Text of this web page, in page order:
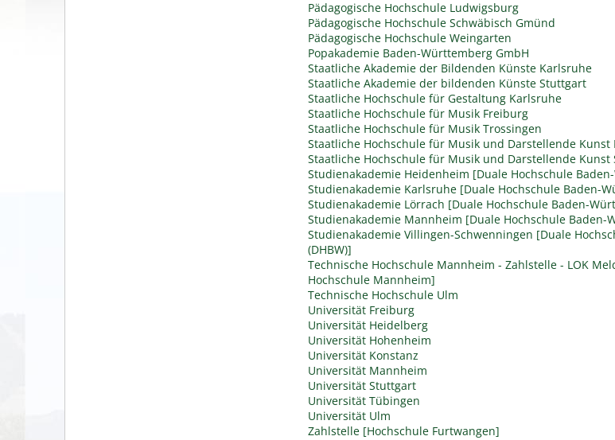
Pädagogische Hochschule Ludwigsburg
Pädagogische Hochschule Schwäbisch Gmünd
Pädagogische Hochschule Weingarten
Popakademie Baden-Württemberg GmbH
Staatliche Akademie der Bildenden Künste Karlsruhe
Staatliche Akademie der bildenden Künste Stuttgart
Staatliche Hochschule für Gestaltung Karlsruhe
Staatliche Hochschule für Musik Freiburg
Staatliche Hochschule für Musik Trossingen
Staatliche Hochschule für Musik und Darstellende Kunst
Staatliche Hochschule für Musik und Darstellende Kunst
Studienakademie Heidenheim [Duale Hochschule
Studienakademie Karlsruhe [Duale Hochschule Baden-
Studienakademie Lörrach [Duale Hochschule Baden-
Studienakademie Mannheim [Duale Hochschule Baden-
Studienakademie Villingen-Schwenningen [Duale
(DHBW)]
Technische Hochschule Mannheim - Zahlstelle - LOK
Hochschule Mannheim]
Technische Hochschule Ulm
Universität Freiburg
Universität Heidelberg
Universität Hohenheim
Universität Konstanz
Universität Mannheim
Universität Stuttgart
Universität Tübingen
Universität Ulm
Zahlstelle [Hochschule Furtwangen]